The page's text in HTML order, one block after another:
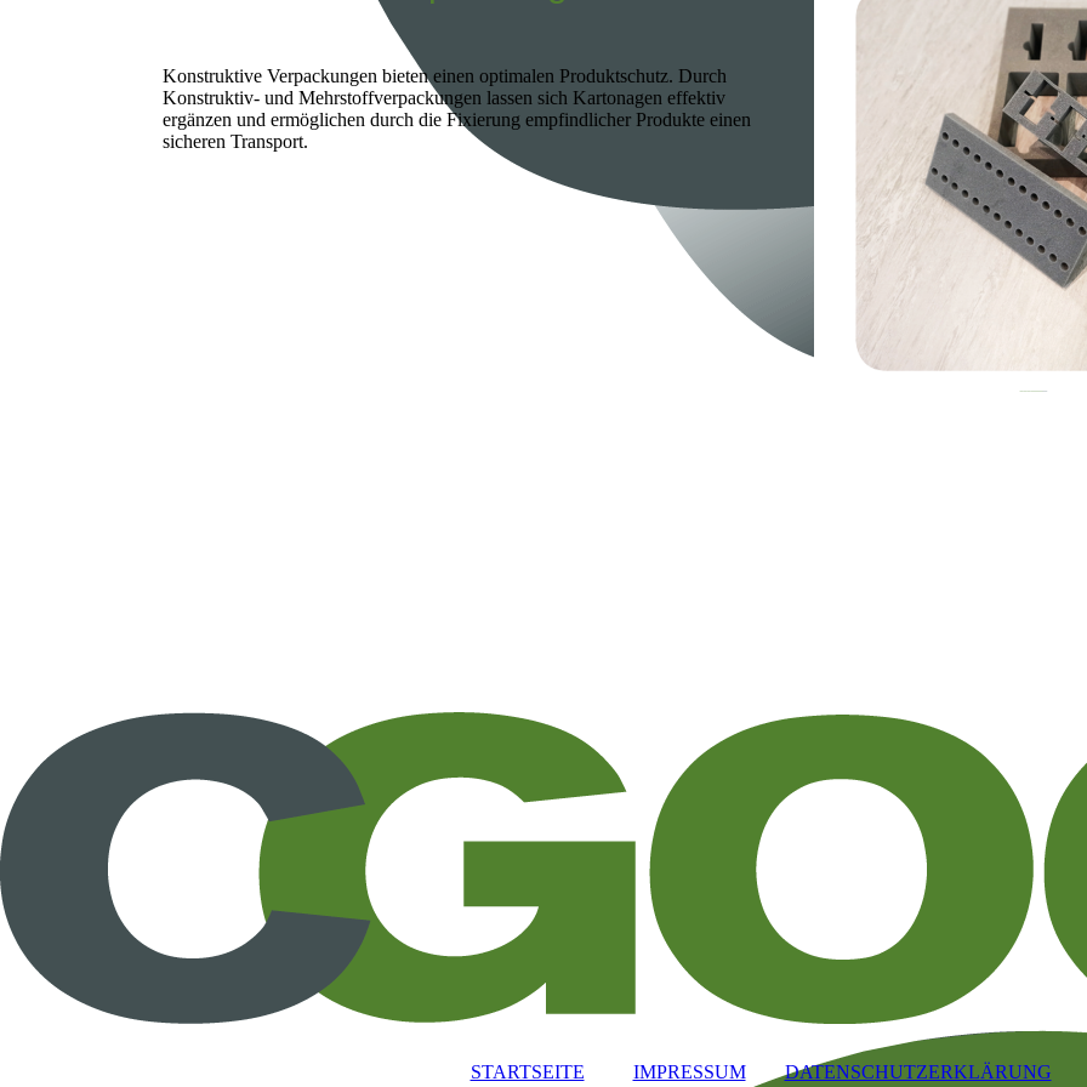
Konstruktive Verpackungen bieten einen optimalen Produktschutz. Durch
Konstruktiv- und Mehrstoffverpackungen lassen sich Kartonagen effektiv
ergänzen und ermöglichen durch die Fixierung empfindlicher Produkte einen
sicheren Transport.
STARTSEITE IMPRESSUM DATENSCHUTZERKLÄRUNG